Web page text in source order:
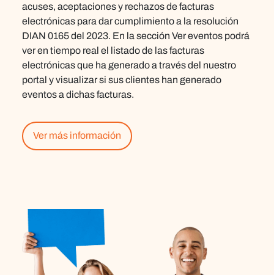
acuses, aceptaciones y rechazos de facturas
electrónicas para dar cumplimiento a la resolución
DIAN 0165 del 2023. En la sección Ver eventos podrá
ver en tiempo real el listado de las facturas
electrónicas que ha generado a través del nuestro
portal y visualizar si sus clientes han generado
eventos a dichas facturas.
Ver más información